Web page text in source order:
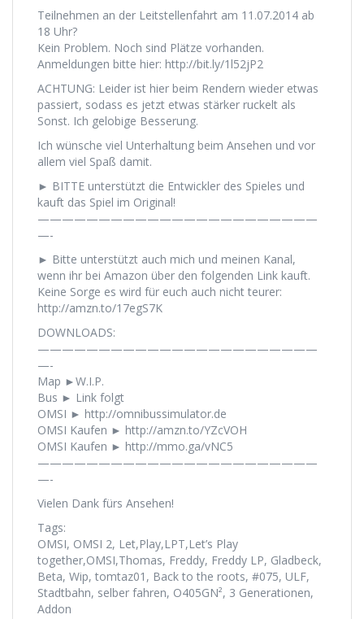
Teilnehmen an der Leitstellenfahrt am 11.07.2014 ab
18 Uhr?
Kein Problem. Noch sind Plätze vorhanden.
Anmeldungen bitte hier: http://bit.ly/1l52jP2
ACHTUNG: Leider ist hier beim Rendern wieder etwas
passiert, sodass es jetzt etwas stärker ruckelt als
Sonst. Ich gelobige Besserung.
Ich wünsche viel Unterhaltung beim Ansehen und vor
allem viel Spaß damit.
► BITTE unterstützt die Entwickler des Spieles und
kauft das Spiel im Original!
———————————————————————
—-
► Bitte unterstützt auch mich und meinen Kanal,
wenn ihr bei Amazon über den folgenden Link kauft.
Keine Sorge es wird für euch auch nicht teurer:
http://amzn.to/17egS7K
DOWNLOADS:
———————————————————————
—-
Map ►W.I.P.
Bus ► Link folgt
OMSI ► http://omnibussimulator.de
OMSI Kaufen ► http://amzn.to/YZcVOH
OMSI Kaufen ► http://mmo.ga/vNC5
———————————————————————
—-
Vielen Dank fürs Ansehen!
Tags:
OMSI, OMSI 2, Let,Play,LPT,Let’s Play
together,OMSI,Thomas, Freddy, Freddy LP, Gladbeck,
Beta, Wip, tomtaz01, Back to the roots, #075, ULF,
Stadtbahn, selber fahren, O405GN², 3 Generationen,
Addon